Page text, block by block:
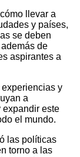
llevar a
y países,
se deben
de
aspirantes a
y
a
expandir este
el mundo.
las políticas
torno a las